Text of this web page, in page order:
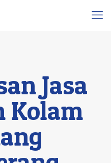
Jasa
Kolam